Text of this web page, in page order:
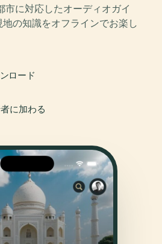
市に対応したオーディオガイ
地の知識をオフラインでお楽し
ロード
に加わる